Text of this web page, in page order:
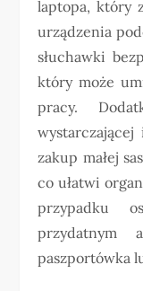
laptopa, który
urządzenia
słuchawki
który może
pracy.
zakup małej
co ułatwi
przypadku
przydatnym
paszportówka